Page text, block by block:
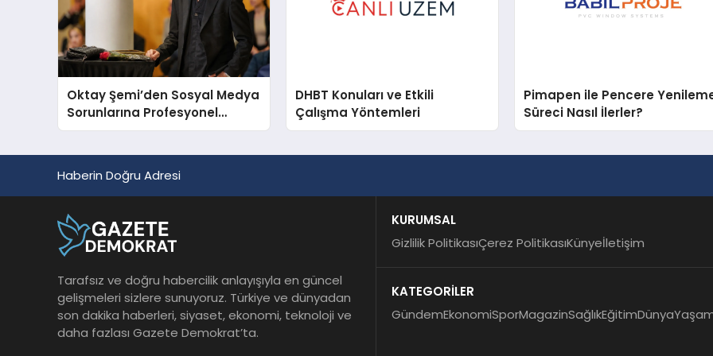
Oktay Şemi’den Sosyal Medya
Sorunlarına Profesyonel
Müdahale ve Hızlı Çözüm
DHBT Konuları ve Etkili
Çalışma Yöntemleri
Pimapen ile Pencere
Süreci Nasıl İlerler?
Haberin Doğru Adresi
Tarafsız ve doğru habercilik anlayışıyla en güncel
gelişmeleri sizlere sunuyoruz. Türkiye ve dünyadan
son dakika haberleri, siyaset, ekonomi, teknoloji ve
daha fazlası Gazete Demokrat’ta.
KURUMSAL
Gizlilik PolitikasıÇerez PolitikasıKünyeİletişim
KATEGORİLER
GündemEkonomiSporMagazinSağlıkEğitimDünya